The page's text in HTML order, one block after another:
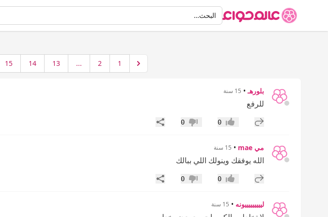
البحثالبحث…
1
2
...
13
14
15
بلورهـ • 15 سنة
للرفع
إضافة رد جديد
إعجاب0 عدم إعجاب
0 مشاركة
مي mae • 15 سنة
الله يوفقك وينولك اللي ببالك
إضافة رد جديد
إعجاب0 عدم إعجاب
0 مشاركة
ليييييييييونه • 15 سنة